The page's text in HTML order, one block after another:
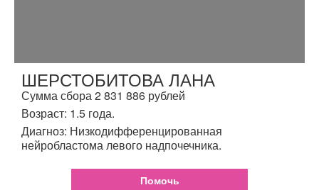
ШЕРСТОБИТОВА ЛАНА
Сумма сбора 2 831 886 рублей
Возраст: 1.5 года.
Диагноз: Низкодифференцированная
нейробластома левого надпочечника.
Помочь